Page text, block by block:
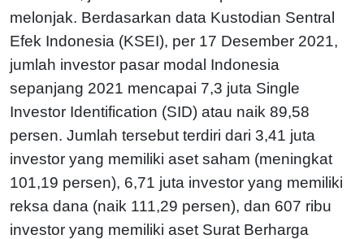
melonjak. Berdasarkan data Kustodian Sentral
Efek Indonesia (KSEI), per 17 Desember 2021,
jumlah investor pasar modal Indonesia
sepanjang 2021 mencapai 7,3 juta Single
Investor Identification (SID) atau naik 89,58
persen. Jumlah tersebut terdiri dari 3,41 juta
investor yang memiliki aset saham (meningkat
101,19 persen), 6,71 juta investor yang memiliki
reksa dana (naik 111,29 persen), dan 607 ribu
investor yang memiliki aset Surat Berharga